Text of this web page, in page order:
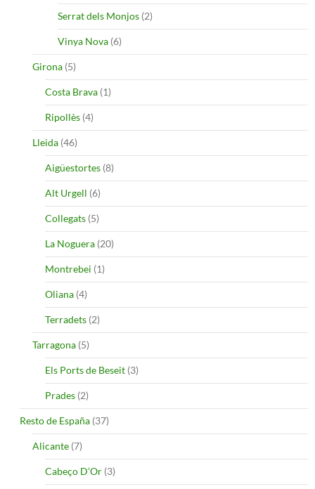
Serrat dels Monjos (2)
Vinya Nova (6)
Girona (5)
Costa Brava (1)
Ripollès (4)
Lleida (46)
Aigüestortes (8)
Alt Urgell (6)
Collegats (5)
La Noguera (20)
Montrebei (1)
Oliana (4)
Terradets (2)
Tarragona (5)
Els Ports de Beseit (3)
Prades (2)
Resto de España (37)
Alicante (7)
Cabeço D’Or (3)